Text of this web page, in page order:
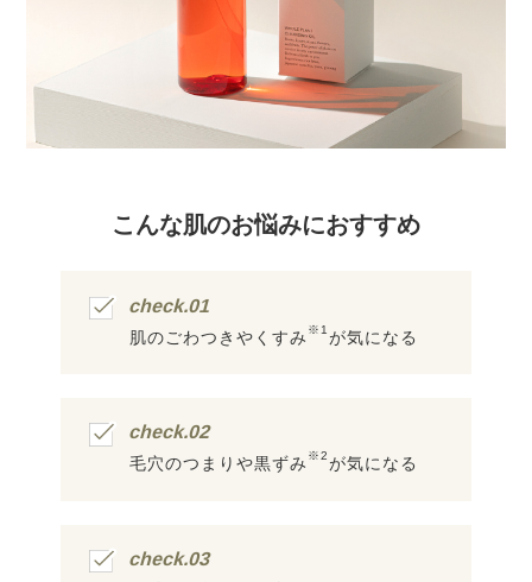
こんな肌のお悩みにおすすめ
check.01
肌のごわつきや くすみ ※1 が気になる
check.02
毛穴のつまりや黒ずみ ※2が気になる
check.03